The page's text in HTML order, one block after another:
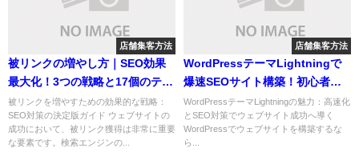
店舗集客方法
被リンクの増やし方｜SEO効果
最大化！3つの戦略と17個のテク
ニック
被リンクを増やすための効果的な戦略：
SEO対策の決定版ガイド ウェブサイトの
成功において、被リンク獲得は非常に重要
な要素です。検索エンジンの...
店舗集客方法
WordPressテーマLightningで
爆速SEOサイト構築！初心者向
け完全ガイド
WordPressテーマLightningの魅力：高速化
とSEO対策でウェブサイト成功へ導く
WordPressでウェブサイトを構築するな
ら...